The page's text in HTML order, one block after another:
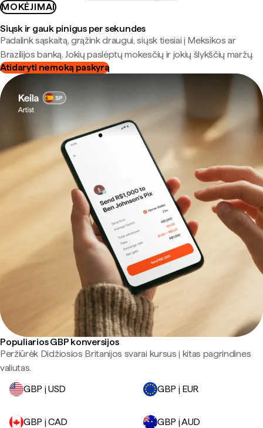
MOKĖJIMAI
Siųsk ir gauk pinigus per sekundes
Padalink sąskaitą, grąžink draugui, siųsk tiesiai į Meksikos ar
Brazilijos banką. Jokių paslėptų mokesčių ir jokių šlykščių maržų.
Atidaryti nemoką paskyrą
Populiarios GBP konversijos
Peržiūrėk Didžiosios Britanijos svarai kursus į kitas pagrindines
valiutas.
GBP į USD
GBP į EUR
GBP į CAD GBP į AUD